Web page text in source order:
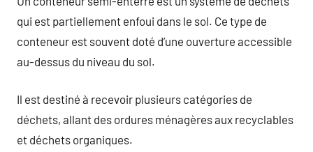
qui est partiellement enfoui dans le sol. Ce type de
conteneur est souvent doté d’une ouverture accessible
au-dessus du niveau du sol.
Il est destiné à recevoir plusieurs catégories de
déchets, allant des ordures ménagères aux recyclables
et déchets organiques.